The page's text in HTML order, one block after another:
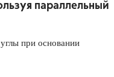
параллельный
при основании